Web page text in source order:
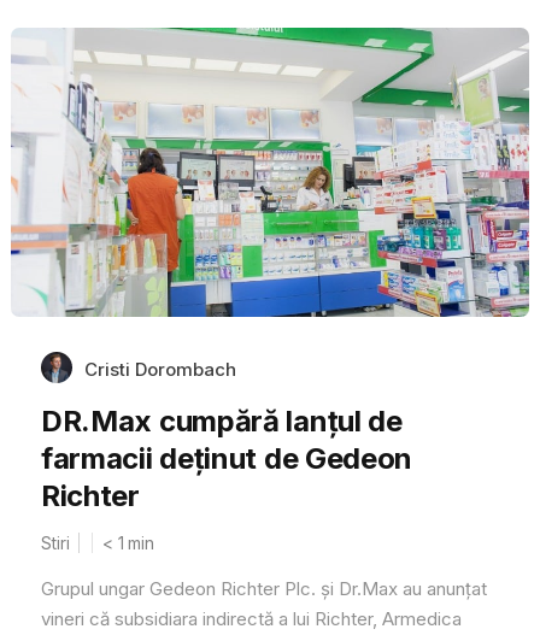
Cristi Dorombach
DR.Max cumpără lanțul de
farmacii deținut de Gedeon
Richter
Stiri < 1 min
Grupul ungar Gedeon Richter Plc. şi Dr.Max au anunţat
vineri că subsidiara indirectă a lui Richter, Armedica